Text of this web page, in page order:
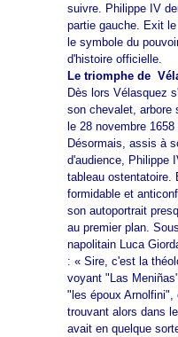
suivre. Philippe IV
partie gauche. Exit
le symbole du
d'histoire officielle.
Le triomphe de
Dès lors Vélasquez
son chevalet, arbore
le 28 novembre
Désormais, assis à
d'audience, Philippe
tableau ostentatoire.
formidable et
son autoportrait
au premier plan.
napolitain Luca
: « Sire, c'est la
voyant "Las
"les époux
trouvant alors dans
avait en quelque